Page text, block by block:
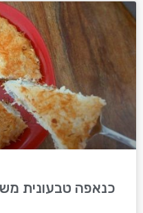
כנאפה טבעונית